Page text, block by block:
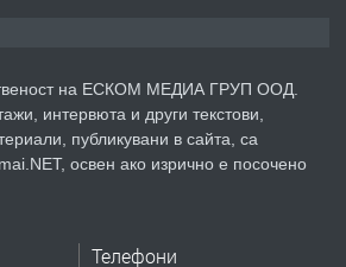
преди 1 година
Уроци по Математика
на ЕСКОМ МЕДИА ГРУП ООД.
интервюта и други текстови,
публикувани в сайта, са
освен ако изрично е посочено
Телефони